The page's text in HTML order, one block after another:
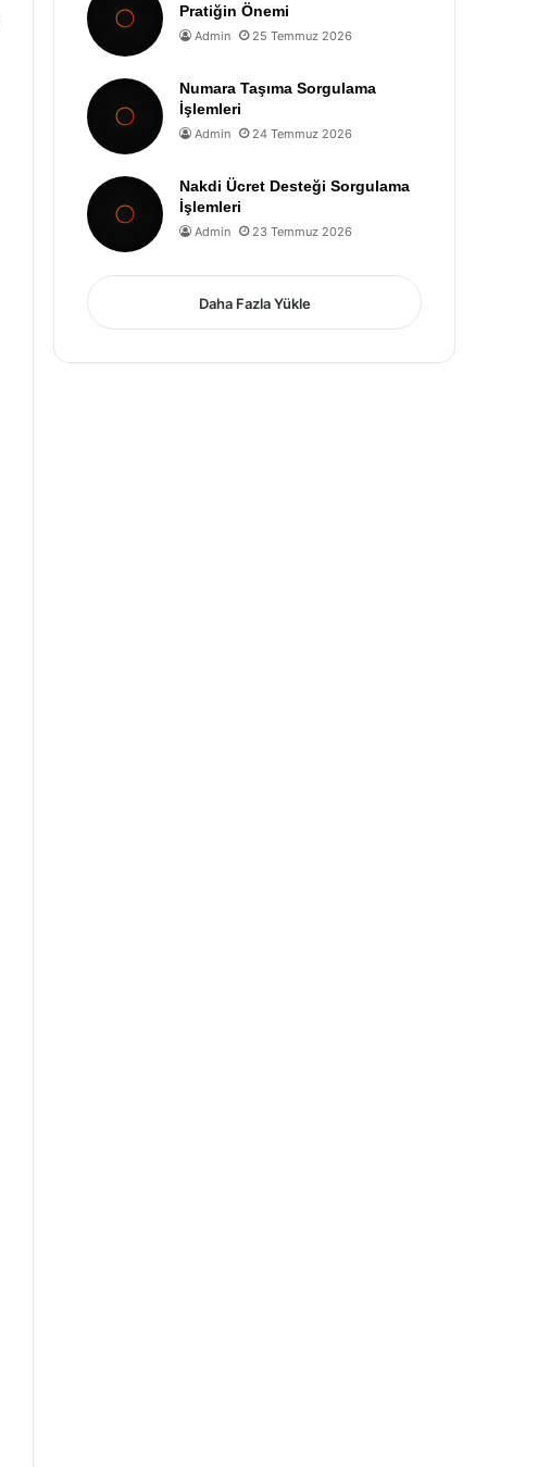
Pratiğin Önemi
Admin 25 Temmuz 2026
Numara Taşıma Sorgulama
İşlemleri
Admin 24 Temmuz 2026
Nakdi Ücret Desteği Sorgulama
İşlemleri
Admin 23 Temmuz 2026
Daha Fazla Yükle